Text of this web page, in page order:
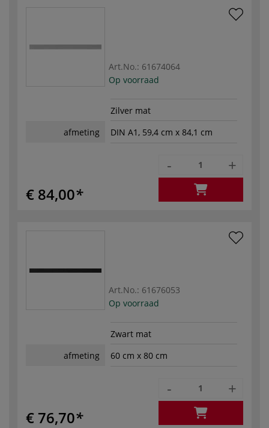
Art.No.: 61674064
Op voorraad
Zilver mat
afmeting
DIN A1, 59,4 cm x 84,1 cm
€ 84,00
- +
Art.No.: 61676053
Op voorraad
Zwart mat
afmeting
60 cm x 80 cm
€ 76,70
- +